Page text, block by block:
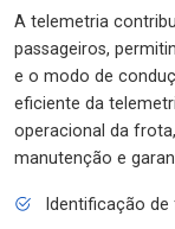
A telemetria
passageiros,
e o modo de
eficiente da
operacional da
manutenção e
Identificação